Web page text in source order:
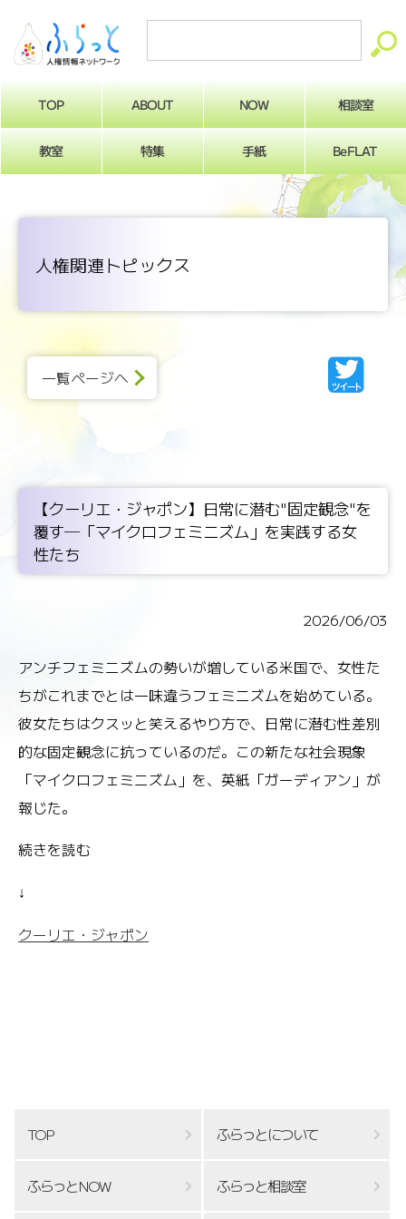
TOP ABOUT NOW 相談室
教室 特集 手紙 BeFLAT
人権関連トピックス
一覧ページへ
【クーリエ・ジャポン】日常に潜む"固定観念"を
覆す─「マイクロフェミニズム」を実践する女
性たち
2026/06/03
アンチフェミニズムの勢いが増している米国で、女性た
ちがこれまでとは一味違うフェミニズムを始めている。
彼女たちはクスッと笑えるやり方で、日常に潜む性差別
的な固定観念に抗っているのだ。この新たな社会現象
「マイクロフェミニズム」を、英紙「ガーディアン」が
報じた。
続きを読む
↓
クーリエ・ジャポン
TOP ふらっとについて
ふらっとNOW ふらっと相談室